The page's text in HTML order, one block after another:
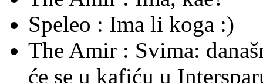
Speleo : Ima li koga :)
The Amir : Svima:
će se u kafiću u